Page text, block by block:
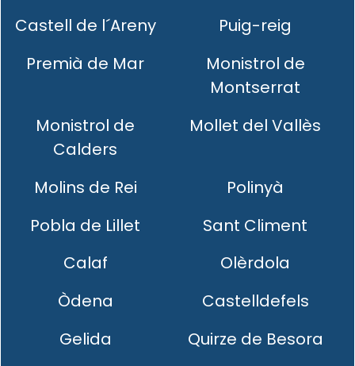
Castell de l´Areny
Puig-reig
Premià de Mar
Monistrol de
Montserrat
Monistrol de
Calders
Mollet del Vallès
Molins de Rei
Polinyà
Pobla de Lillet
Sant Climent
Calaf
Olèrdola
Òdena
Castelldefels
Gelida
Quirze de Besora